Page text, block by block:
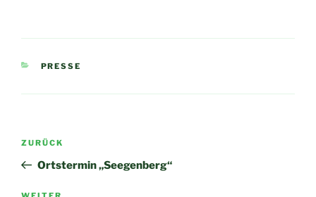
KATEGORIEN
PRESSE
Beitragsnavigation
Vorheriger
Beitrag
ZURÜCK
Ortstermin „Seegenberg“